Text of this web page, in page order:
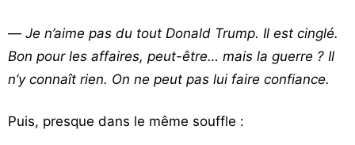
— Je n’aime pas du tout Donald Trump. Il est cinglé.
Bon pour les affaires, peut-être… mais la guerre ? Il
n’y connaît rien. On ne peut pas lui faire confiance.
Puis, presque dans le même souffle :